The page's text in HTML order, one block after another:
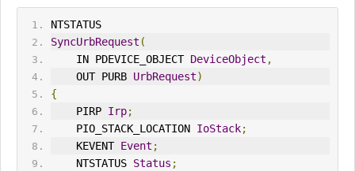
NTSTATUS
SyncUrbRequest (
IN PDEVICE_OBJECT DeviceObject ,
OUT PURB UrbRequest)
{
    PIRP
Irp;
    PIO_ST
ACK_LOCATION IoStack;
    KEVENT
Event ;
    NTSTATUS
Status ;